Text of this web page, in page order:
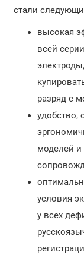
стали
высокая
всей
разряд с
удобство,
моделей и
условия
у всех